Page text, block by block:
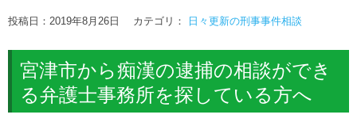
投稿日：2019年8月26日 カテゴリ： 日々更新の刑事事件相談
宮津市から痴漢の逮捕の相談ができ
る弁護士事務所を探している方へ